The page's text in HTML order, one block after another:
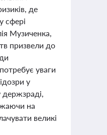
де
сфері
Музиченка,
призвели до
уваги
у
держзраді,
на
великі